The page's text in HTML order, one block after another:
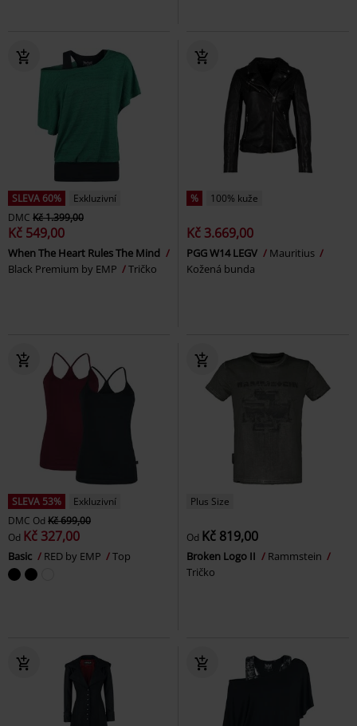
SLEVA 60%
Exkluzivní
DMC Kč 1.399,00
Kč 549,00
When The Heart Rules The Mind
Black Premium by EMP
Tričko
% 100% kuže
Kč 3.669,00
PGG W14 LEGV
Mauritius
Kožená bunda
SLEVA 53%
Exkluzivní
DMC Od Kč 699,00
Od Kč 327,00
Basic RED by EMP Top
Plus Size
Od Kč 819,00
Broken Logo II
Rammstein
Tričko